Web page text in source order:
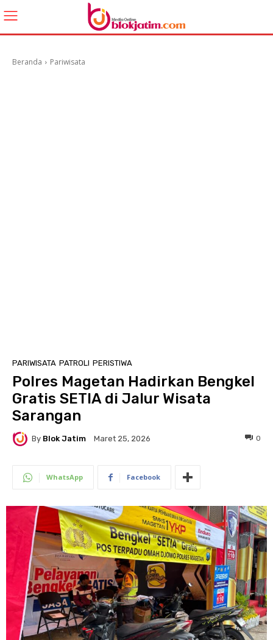
Beranda Pariwisata
PARIWISATA PATROLI PERISTIWA
Polres Magetan Hadirkan Bengkel
Gratis SETIA di Jalur Wisata
Sarangan
By Blok Jatim Maret 25, 2026 0
WhatsApp Facebook